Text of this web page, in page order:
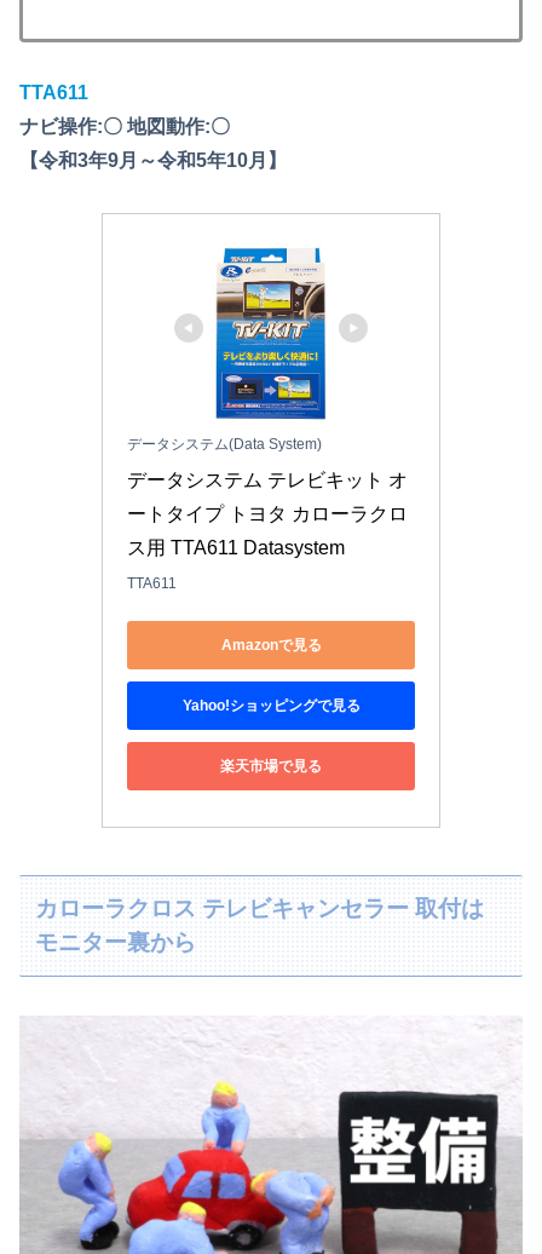
TTA611
ナビ操作:〇 地図動作:〇
【令和3年9月～令和5年10月】
データシステム(Data System)
データシステム テレビキット オ
ートタイプ トヨタ カローラクロ
ス用 TTA611 Datasystem
TTA611
Amazonで見る
Yahoo!ショッピングで見る
楽天市場で見る
カローラクロス テレビキャンセラー 取付は
モニター裏から